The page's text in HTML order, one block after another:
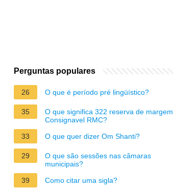
Perguntas populares
26 O que é período pré lingüístico?
35
O que significa 322 reserva de margem
Consignavel RMC?
33
O que quer dizer Om Shanti?
29
O que são sessões nas câmaras
municipais?
39
Como citar uma sigla?